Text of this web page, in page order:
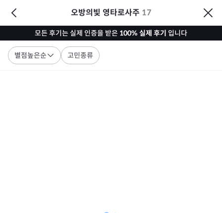
오방의빛 영타로사주 17
모든 후기는 실제 인증을 받은 100% 실제 후기 입니다
별점높은순 고민종류